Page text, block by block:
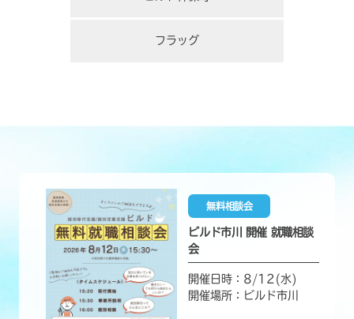
フラッグ
無料相談会
ビルド市川 開催 就職相談
会
開催日時：8/12(水)
開催場所：ビルド市川